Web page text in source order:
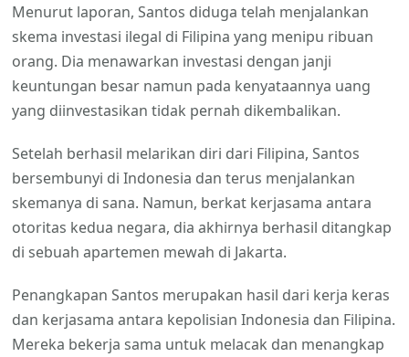
Menurut laporan, Santos diduga telah menjalankan
skema investasi ilegal di Filipina yang menipu ribuan
orang. Dia menawarkan investasi dengan janji
keuntungan besar namun pada kenyataannya uang
yang diinvestasikan tidak pernah dikembalikan.
Setelah berhasil melarikan diri dari Filipina, Santos
bersembunyi di Indonesia dan terus menjalankan
skemanya di sana. Namun, berkat kerjasama antara
otoritas kedua negara, dia akhirnya berhasil ditangkap
di sebuah apartemen mewah di Jakarta.
Penangkapan Santos merupakan hasil dari kerja keras
dan kerjasama antara kepolisian Indonesia dan Filipina.
Mereka bekerja sama untuk melacak dan menangkap